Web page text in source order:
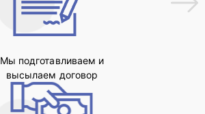
Мы подготавливаем и
высылаем договор